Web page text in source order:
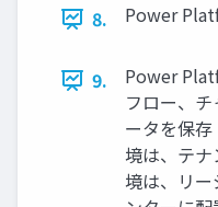
8. Power
9.
Power
フロー、
ータを保
境は、テナ
境は、リ